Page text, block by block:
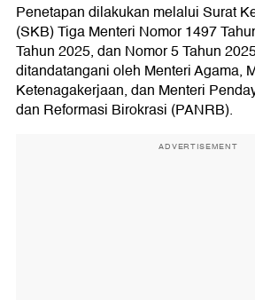
Penetapan dilakukan melalui Surat
(SKB) Tiga Menteri Nomor 1497
Tahun 2025, dan Nomor 5 Tahun
ditandatangani oleh Menteri Agama,
Ketenagakerjaan, dan Menteri
dan Reformasi Birokrasi (PANRB).
ADVERTISEMENT